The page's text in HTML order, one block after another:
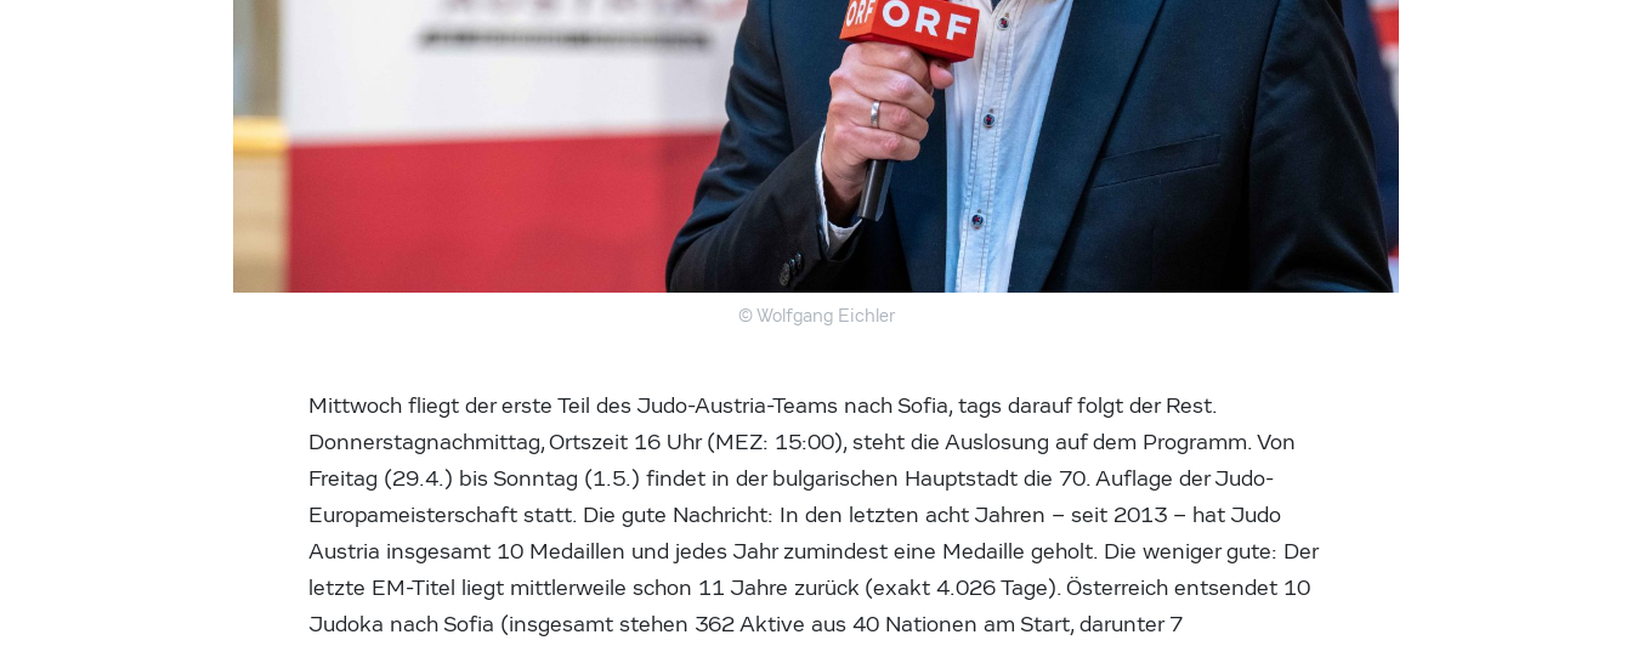
© Wolfgang Eichler
Mittwoch fliegt der erste Teil des Judo-Austria-Teams nach Sofia, tags darauf folgt der Rest.
Donnerstagnachmittag, Ortszeit 16 Uhr (MEZ: 15:00), steht die Auslosung auf dem Programm. Von
Freitag (29.4.) bis Sonntag (1.5.) findet in der bulgarischen Hauptstadt die 70. Auflage der Judo-
Europameisterschaft statt. Die gute Nachricht: In den letzten acht Jahren – seit 2013 – hat Judo
Austria insgesamt 10 Medaillen und jedes Jahr zumindest eine Medaille geholt. Die weniger gute: Der
letzte EM-Titel liegt mittlerweile schon 11 Jahre zurück (exakt 4.026 Tage). Österreich entsendet 10
Judoka nach Sofia (insgesamt stehen 362 Aktive aus 40 Nationen am Start, darunter 7